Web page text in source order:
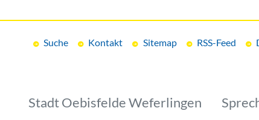
Suche Kontakt Sitemap RSS-Feed
Stadt Oebisfelde Weferlingen